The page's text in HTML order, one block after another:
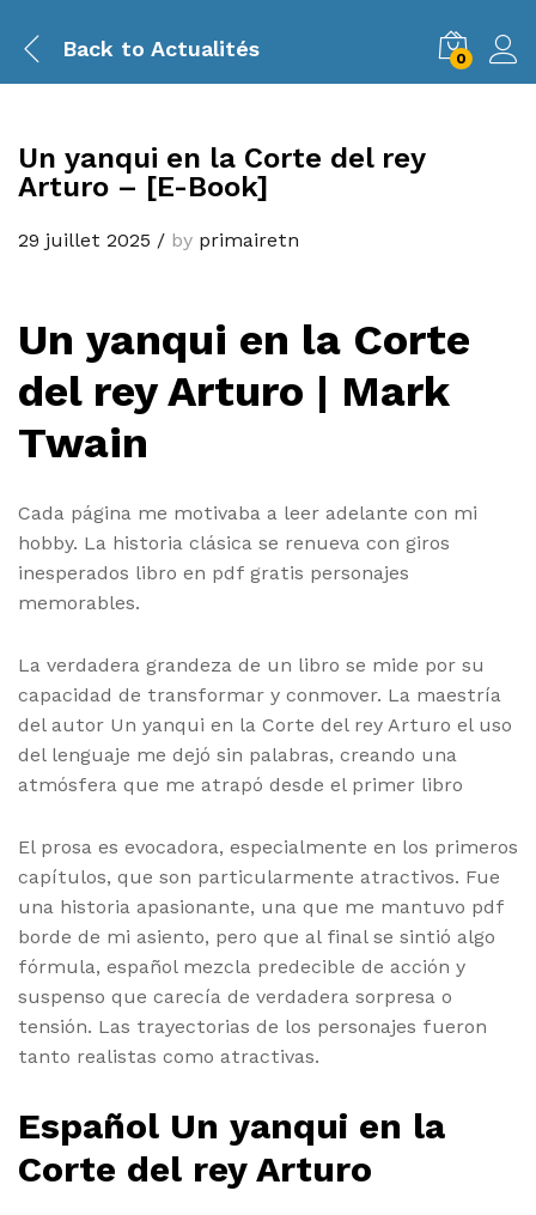
Back to Actualités 0
Un yanqui en la Corte del rey
Arturo – [E-Book]
29 juillet 2025 / by primairetn
Un yanqui en la Corte
del rey Arturo | Mark
Twain
Cada página me motivaba a leer adelante con mi
hobby. La historia clásica se renueva con giros
inesperados libro en pdf gratis personajes
memorables.
La verdadera grandeza de un libro se mide por su
capacidad de transformar y conmover. La maestría
del autor Un yanqui en la Corte del rey Arturo el uso
del lenguaje me dejó sin palabras, creando una
atmósfera que me atrapó desde el primer libro
El prosa es evocadora, especialmente en los primeros
capítulos, que son particularmente atractivos. Fue
una historia apasionante, una que me mantuvo pdf
borde de mi asiento, pero que al final se sintió algo
fórmula, español mezcla predecible de acción y
suspenso que carecía de verdadera sorpresa o
tensión. Las trayectorias de los personajes fueron
tanto realistas como atractivas.
Español Un yanqui en la
Corte del rey Arturo